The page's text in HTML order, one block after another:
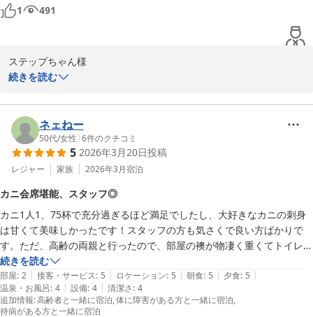
う精進してまいります。
おひさま1762様ご家族のまたのお越しを、スタッフ一同心よりお待
奥城崎シーサイドホテル
おもてなし実行委員会 岩井幸代
誕生の宿 奥城崎シーサイドホテル
2026-05-13
が弾んで、お仕事のお邪魔になってたらごめんなさい。とても感じの良
い方でした。
1 491
ステップちゃん様
うございました。また、お忙しい中、旅の思い出が目に浮かぶよう
な素敵なクチコミ、お写真と動画までをお寄せいただきましたこ
と、重ねて御礼申し上げます。
日本海特有の荒々しくも美しい景観や、風と波の音に癒やされたと
兵庫県香住港に水揚げされる香住ガニをご堪能いただけて何よりで
す。お部屋食でゆっくりと味わっていただけたことが、素敵な旅の
彩りとなりましたなら幸いです。また、ウェルカムドリンクや朝食
のお品書きといった細かな点までお気づきいただき、スタッフの大
きな励みとなります。
「お仕事のお邪魔になってたら…」なんて、とんでもございませ
続きを読む
ネェねー
50代/女性 |6件のクチコミ
5 2026年3月20日投稿
レジャー 家族 2026年3月宿泊
カニ会席堪能、スタッフ◎
カニ1人1、75杯で充分過ぎるほど満足でしたし、大好きなカニの刺身
は甘くて美味しかったです！スタッフの方も気さくで良い方ばかりで
す。ただ、高齢の両親と行ったので、部屋の襖が物凄く重くてトイレに
間に合わない事が。もう少し軽い襖だと良かったです。お風呂は半露天
もありましたが、プール臭かったのですぐに出ました。朝ごはんのご飯
と卵はお代わり自由だったので、食べ過ぎてしまいました。有り難かっ
たです。また利用したい宿です。
続きを読む
部屋: 2 | 接客・サービス: 5 | ロケーション: 5 | 朝食: 5 | 夕食: 5 |
温泉・お風呂: 4 | 設備: 4 | 清潔さ: 4
追加情報:高齢者と一緒に宿泊 体に障害がある方と一緒に宿泊
持病がある方と一緒に宿泊